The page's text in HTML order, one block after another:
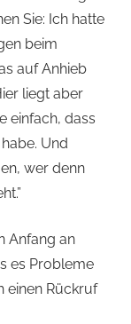
Sie: Ich hatte
beim
auf Anhieb
liegt aber
einfach, dass
Und
wer denn
Anfang an
es Probleme
einen Rückruf